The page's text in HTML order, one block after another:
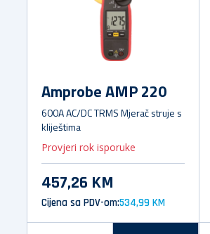
Amprobe AMP 220
600A AC/DC TRMS Mjerač struje s
kliještima
Provjeri rok isporuke
457,26 KM
Cijena sa PDV-om:534,99 KM